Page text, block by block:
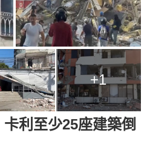
+1
利至少25座建築倒